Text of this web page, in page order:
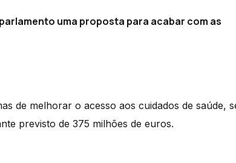
uma proposta para acabar com as
de melhorar o acesso aos cuidados de saúde,
previsto de 375 milhões de euros.